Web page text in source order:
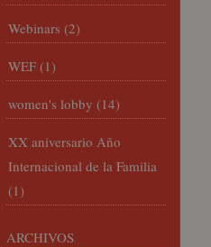
Webinars (2)
WEF (1)
women's lobby (14)
XX aniversario Año
Internacional de la Familia
(1)
ARCHIVOS